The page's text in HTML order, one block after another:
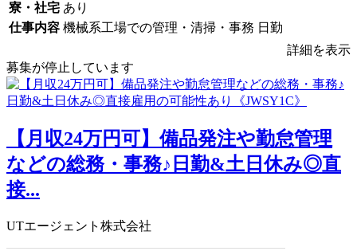
寮・社宅 あり
仕事内容 機械系工場での管理・清掃・事務 日勤
詳細を表示
募集が停止しています
【月収24万円可】備品発注や勤怠管理
などの総務・事務♪日勤&土日休み◎直
接...
UTエージェント株式会社